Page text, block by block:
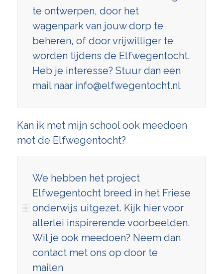
te ontwerpen, door het
wagenpark van jouw dorp te
beheren, of door vrijwilliger te
worden tijdens de Elfwegentocht.
Heb je interesse? Stuur dan een
mail naar info@elfwegentocht.nl
Kan ik met mijn school ook meedoen
met de Elfwegentocht?
We hebben het project
Elfwegentocht breed in het Friese
onderwijs uitgezet. Kijk hiervoor
allerlei inspirerende voorbeelden.
Wil je ook meedoen? Neem dan
contact met ons op door te
mailen